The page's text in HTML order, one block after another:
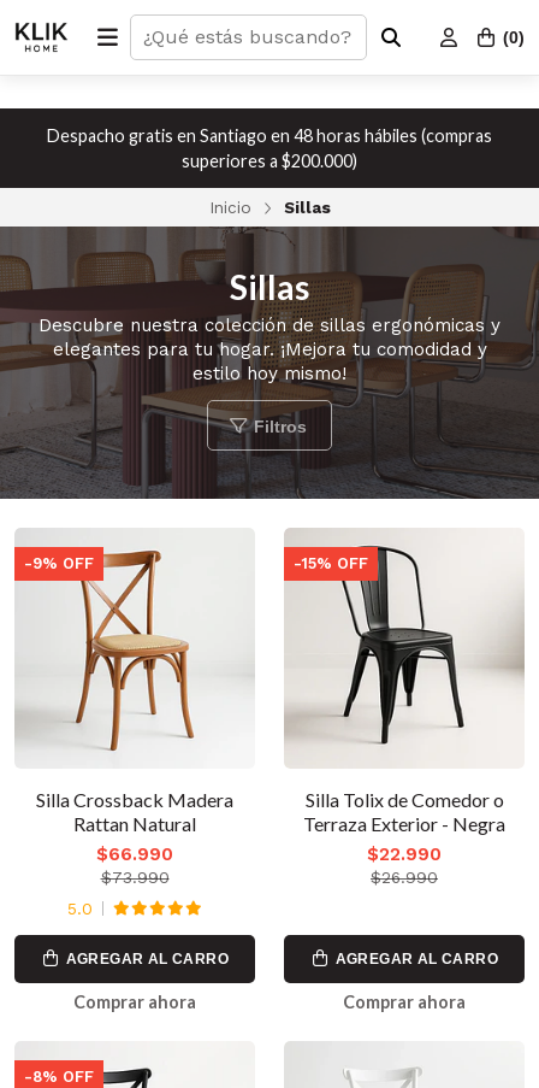
(0)
Despacho gratis en Santiago en 48 horas hábiles (compras
superiores a $200.000)
Inicio Sillas
Sillas
Descubre nuestra colección de sillas ergonómicas y
elegantes para tu hogar. ¡Mejora tu comodidad y
estilo hoy mismo!
Filtros
-9% OFF
Silla Crossback Madera
Rattan Natural
$66.990
$73.990
5.0
AGREGAR AL CARRO
Comprar ahora
-15% OFF
Silla Tolix de Comedor o
Terraza Exterior - Negra
$22.990
$26.990
AGREGAR AL CARRO
Comprar ahora
-8% OFF